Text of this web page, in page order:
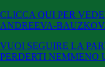
CLICCA QUI PER
ANDREEVA-
VUOI SEGUIRE LA
PERDERTI NEMMENO